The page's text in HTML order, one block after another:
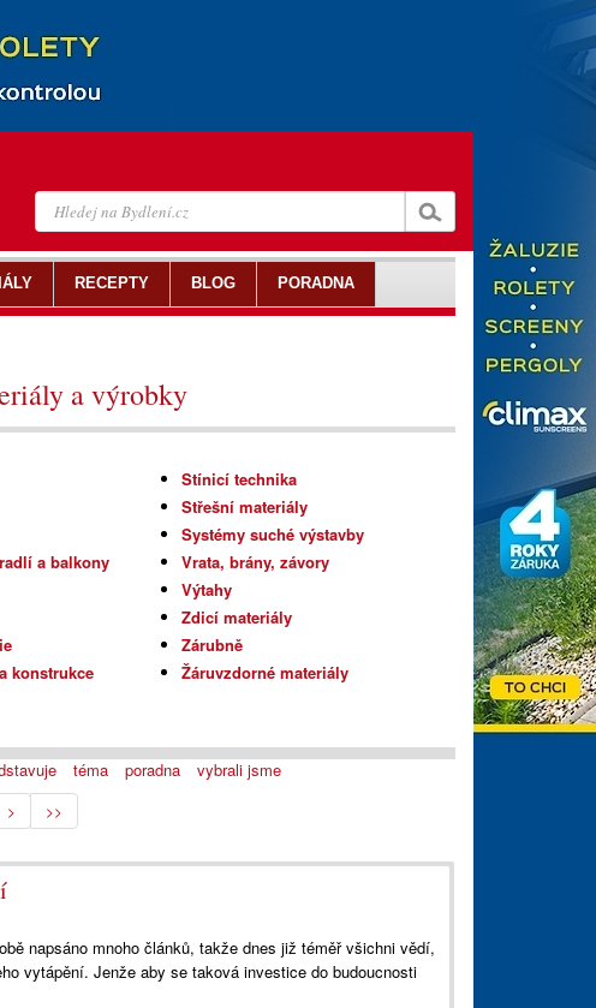
a výrobky
a balkony
konstrukce
Stínicí technika
Střešní materiály
Systémy suché výstavby
Vrata, brány, závory
Výtahy
Zdicí materiály
Zárubně
Žáruvzdorné materiály
téma poradna vybrali jsme
> >>
napsáno mnoho článků, takže dnes již téměř všichni vědí,
vytápění. Jenže aby se taková investice do budoucnosti
RECEPTY BLOG PORADNA